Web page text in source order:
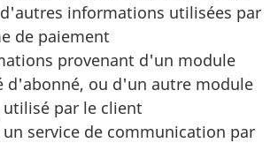
informations utilisées par
de paiement
provenant d'un module
d'abonné, ou d'un autre module
par le client
service de communication par